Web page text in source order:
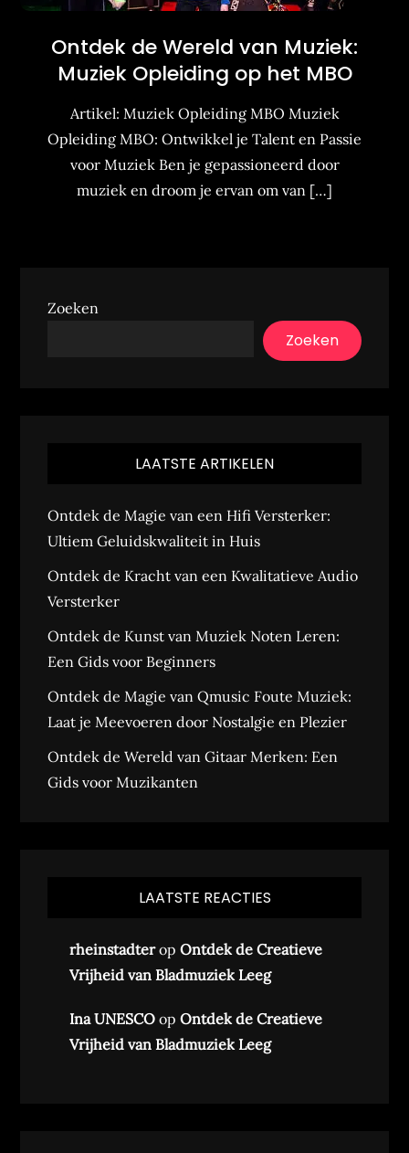
Ontdek de Wereld van Muziek:
Muziek Opleiding op het MBO
Artikel: Muziek Opleiding MBO Muziek
Opleiding MBO: Ontwikkel je Talent en Passie
voor Muziek Ben je gepassioneerd door
muziek en droom je ervan om van […]
Zoeken
Zoeken
LAATSTE ARTIKELEN
Ontdek de Magie van een Hifi Versterker:
Ultiem Geluidskwaliteit in Huis
Ontdek de Kracht van een Kwalitatieve Audio
Versterker
Ontdek de Kunst van Muziek Noten Leren:
Een Gids voor Beginners
Ontdek de Magie van Qmusic Foute Muziek:
Laat je Meevoeren door Nostalgie en Plezier
Ontdek de Wereld van Gitaar Merken: Een
Gids voor Muzikanten
LAATSTE REACTIES
rheinstadteropOntdek de Creatieve
Vrijheid van Bladmuziek Leeg
Ina UNESCO opOntdek de Creatieve
Vrijheid van Bladmuziek Leeg